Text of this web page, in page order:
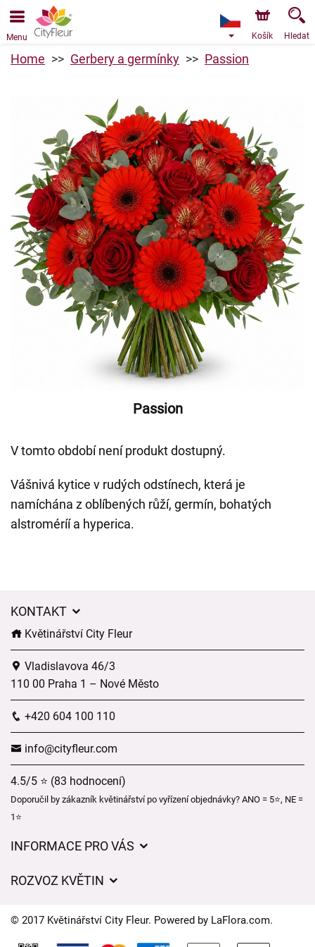
Objednávky přes e-shop přijímáme. Nejbližší možné
doručení je od 11.8.2026 z důvodu dovolené.
Menu Košík Hledat
Home Gerbery a germínky Passion
Passion
V tomto období není produkt dostupný.
Vášnivá kytice v rudých odstínech, která je
namíchána z oblíbených růží, germín, bohatých
alstroméríí a hyperica.
KONTAKT
Květinářství City Fleur
Vladislavova 46/3
110 00 Praha 1 – Nové Město
+420 604 100 110
info@cityfleur.com
4.5/5 ⭐ (83 hodnocení)
Doporučil by zákazník květinářství po vyřízení objednávky? ANO = 5⭐, NE =
1⭐
INFORMACE PRO VÁS
Ochrana osobních údajů
ROZVOZ KVĚTIN
Kam doručujeme květiny
© 2017 Květinářství City Fleur. Powered by LaFlora.com.